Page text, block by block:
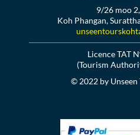
9/26 moo
Koh Phangan,
Licence TAT
(Tourism
© 2022 by Unseen